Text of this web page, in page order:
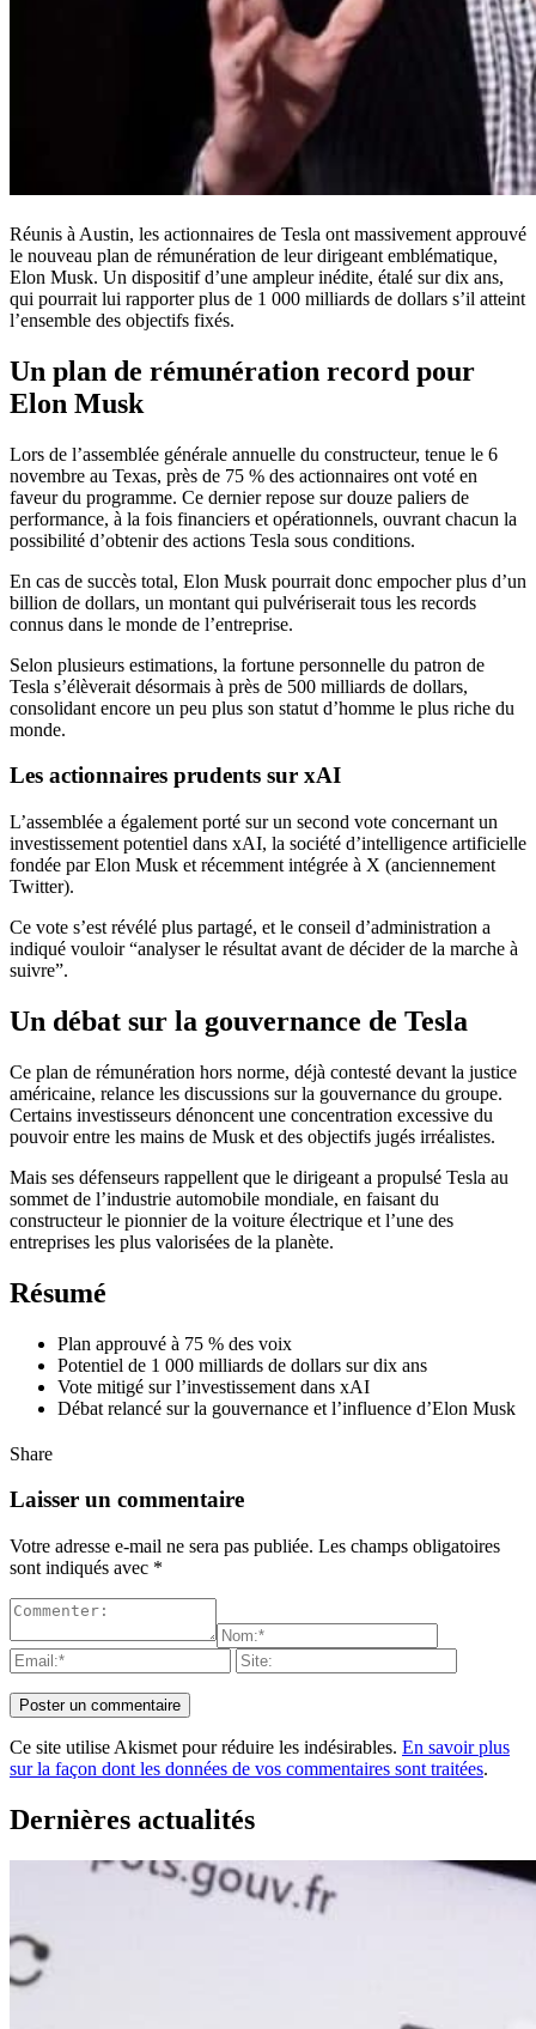
Réunis à Austin, les actionnaires de Tesla ont massivement approuvé
le nouveau plan de rémunération de leur dirigeant emblématique,
Elon Musk. Un dispositif d’une ampleur inédite, étalé sur dix ans,
qui pourrait lui rapporter plus de 1 000 milliards de dollars s’il atteint
l’ensemble des objectifs fixés.
Un plan de rémunération record pour
Elon Musk
Lors de l’assemblée générale annuelle du constructeur, tenue le 6
novembre au Texas, près de 75 % des actionnaires ont voté en
faveur du programme. Ce dernier repose sur douze paliers de
performance, à la fois financiers et opérationnels, ouvrant chacun la
possibilité d’obtenir des actions Tesla sous conditions.
En cas de succès total, Elon Musk pourrait donc empocher plus d’un
billion de dollars, un montant qui pulvériserait tous les records
connus dans le monde de l’entreprise.
Selon plusieurs estimations, la fortune personnelle du patron de
Tesla s’élèverait désormais à près de 500 milliards de dollars,
consolidant encore un peu plus son statut d’homme le plus riche du
monde.
Les actionnaires prudents sur xAI
L’assemblée a également porté sur un second vote concernant un
investissement potentiel dans xAI, la société d’intelligence artificielle
fondée par Elon Musk et récemment intégrée à X (anciennement
Twitter).
Ce vote s’est révélé plus partagé, et le conseil d’administration a
indiqué vouloir “analyser le résultat avant de décider de la marche à
suivre”.
Un débat sur la gouvernance de Tesla
Ce plan de rémunération hors norme, déjà contesté devant la justice
américaine, relance les discussions sur la gouvernance du groupe.
Certains investisseurs dénoncent une concentration excessive du
pouvoir entre les mains de Musk et des objectifs jugés irréalistes.
Mais ses défenseurs rappellent que le dirigeant a propulsé Tesla au
sommet de l’industrie automobile mondiale, en faisant du
constructeur le pionnier de la voiture électrique et l’une des
entreprises les plus valorisées de la planète.
Résumé
Plan approuvé à 75 % des voix
Potentiel de 1 000 milliards de dollars sur dix ans
Vote mitigé sur l’investissement dans xAI
Débat relancé sur la gouvernance et l’influence d’Elon Musk
Share
Laisser un commentaire
Votre adresse e-mail ne sera pas publiée. Les champs obligatoires
sont indiqués avec *
Ce site utilise Akismet pour réduire les indésirables. En savoir plus
sur la façon dont les données de vos commentaires sont traitées.
Dernières actualités